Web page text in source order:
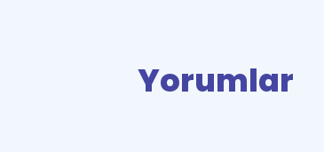
Yorumlar